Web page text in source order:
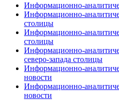
Информационно-
Информационно-
столицы
Информационно-
столицы
Информационно-
северо-запада столицы
Информационно-
новости
Информационно-
новости